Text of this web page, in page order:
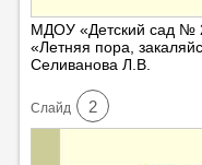
МДОУ «Детский сад №
«Летняя пора,
Селиванова Л.В.
Cлайд 2